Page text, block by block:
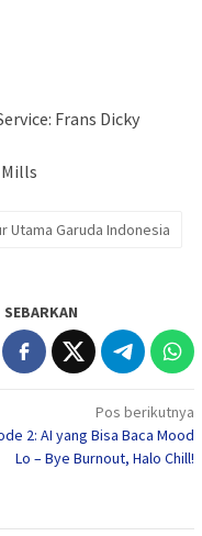
Frans Dicky
Utama Garuda Indonesia
SEBARKAN
Pos berikutnya
2: AI yang Bisa Baca Mood
Lo – Bye Burnout, Halo Chill!